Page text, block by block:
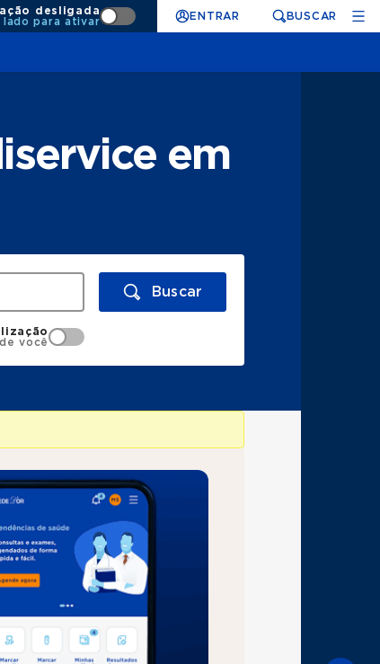
desligada
lado para ativar
ENTRAR BUSCAR
em
Buscar
você